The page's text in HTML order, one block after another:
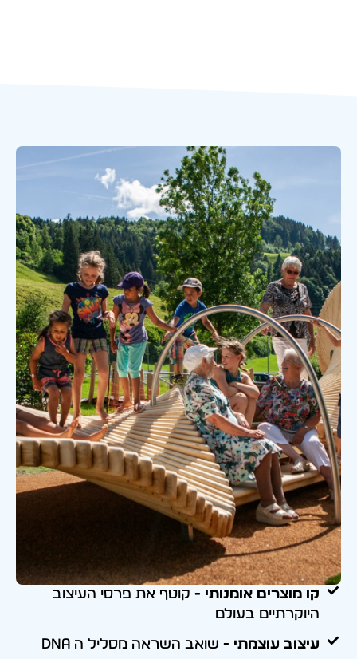
קו מוצרים אומנותי - קוטף את פרסי העיצוב
היוקרתיים בעולם
עיצוב עוצמתי - שואב השראה מסליל ה DNA